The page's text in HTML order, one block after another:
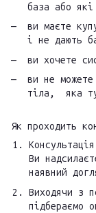
база або
ви маєте
і не дають
ви хочете
ви не можете
тіла, яка
Як проходить
Ви
наявний
Виходячи з
підбераємо